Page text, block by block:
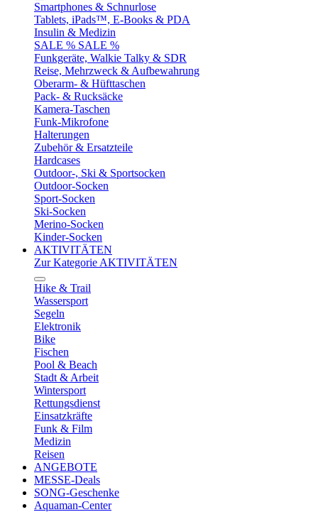
Smartphones & Schnurlose
Tablets, iPads™, E-Books & PDA
Insulin & Medizin
SALE % SALE %
Funkgeräte, Walkie Talky & SDR
Reise, Mehrzweck & Aufbewahrung
Oberarm- & Hüfttaschen
Pack- & Rucksäcke
Kamera-Taschen
Funk-Mikrofone
Halterungen
Zubehör & Ersatzteile
Hardcases
Outdoor-, Ski & Sportsocken
Outdoor-Socken
Sport-Socken
Ski-Socken
Merino-Socken
Kinder-Socken
AKTIVITÄTEN
Zur Kategorie AKTIVITÄTEN
Hike & Trail
Wassersport
Segeln
Elektronik
Bike
Fischen
Pool & Beach
Stadt & Arbeit
Wintersport
Rettungsdienst
Einsatzkräfte
Funk & Film
Medizin
Reisen
ANGEBOTE
MESSE-Deals
SONG-Geschenke
Aquaman-Center